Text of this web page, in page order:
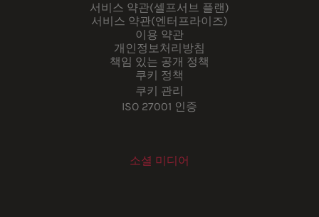
서비스 약관(셀프서브 플랜)
서비스 약관(엔터프라이즈)
이용 약관
개인정보처리방침
책임 있는 공개 정책
쿠키 정책
쿠키 관리
ISO 27001 인증
소셜 미디어